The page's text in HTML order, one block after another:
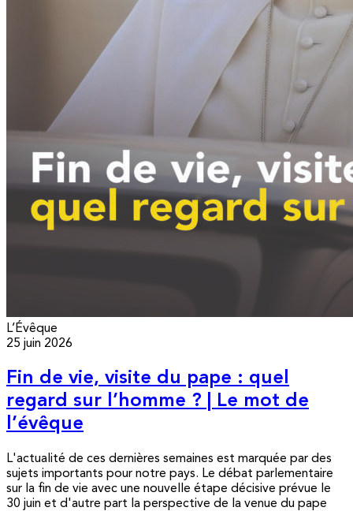
L’Évêque
25 juin 2026
Fin de vie, visite du pape : quel
regard sur l’homme ? | Le mot de
l’évêque
L'actualité de ces dernières semaines est marquée par des
sujets importants pour notre pays. Le débat parlementaire
sur la fin de vie avec une nouvelle étape décisive prévue le
30 juin et d'autre part la perspective de la venue du pape